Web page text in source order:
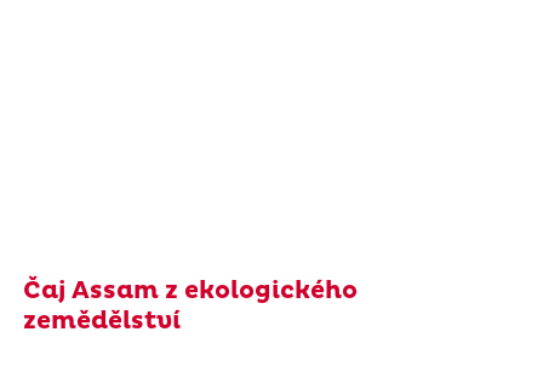
Čaj Assam z ekologického
zemědělství